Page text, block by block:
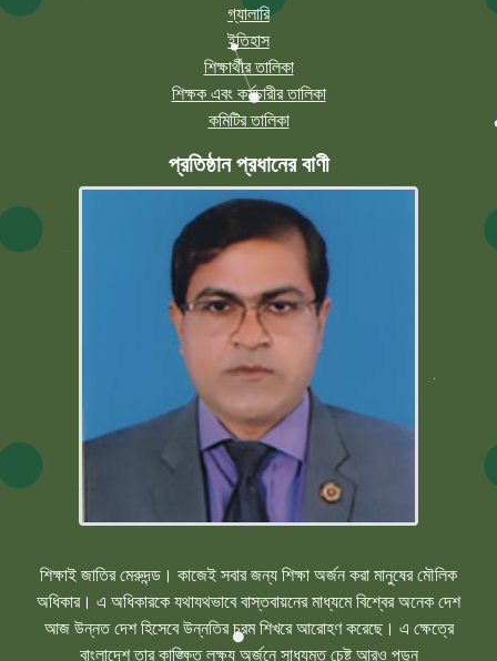
গ্যালারি
ইতিহাস
শিক্ষার্থীর তালিকা
শিক্ষক এবং কর্মচারীর তালিকা
কমিটির তালিকা
প্রতিষ্ঠান প্রধানের বাণী
শিক্ষাই জাতির মেরুদন্ড। কাজেই সবার জন্য শিক্ষা অর্জন করা মানুষের মৌলিক
অধিকার। এ অধিকারকে যথাযথভাবে বাস্তবায়নের মাধ্যমে বিশ্বের অনেক দেশ
আজ উন্নত দেশ হিসেবে উন্নতির চরম শিখরে আরোহণ করেছে। এ ক্ষেত্রে
বাংলাদেশ তার কাঙ্ক্ষিত লক্ষ্য অর্জনে সাধ্যমত চেষ্টআরও পড়ুন